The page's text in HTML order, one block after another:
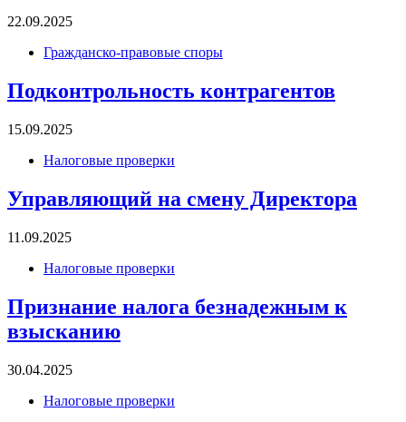
22.09.2025
Гражданско-правовые споры
Подконтрольность контрагентов
15.09.2025
Налоговые проверки
Управляющий на смену Директора
11.09.2025
Налоговые проверки
Признание налога безнадежным к
взысканию
30.04.2025
Налоговые проверки